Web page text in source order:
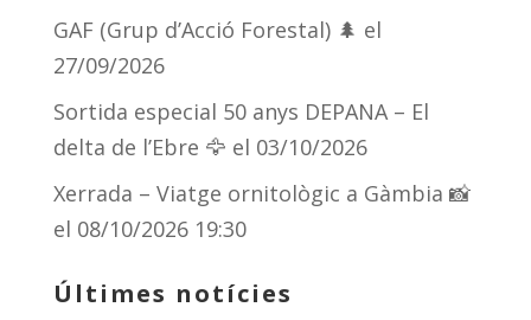
GAF (Grup d’Acció Forestal) 🌲 el
27/09/2026
Sortida especial 50 anys DEPANA – El
delta de l’Ebre 🦅 el 03/10/2026
Xerrada – Viatge ornitològic a Gàmbia 📸
el 08/10/2026 19:30
Últimes notícies